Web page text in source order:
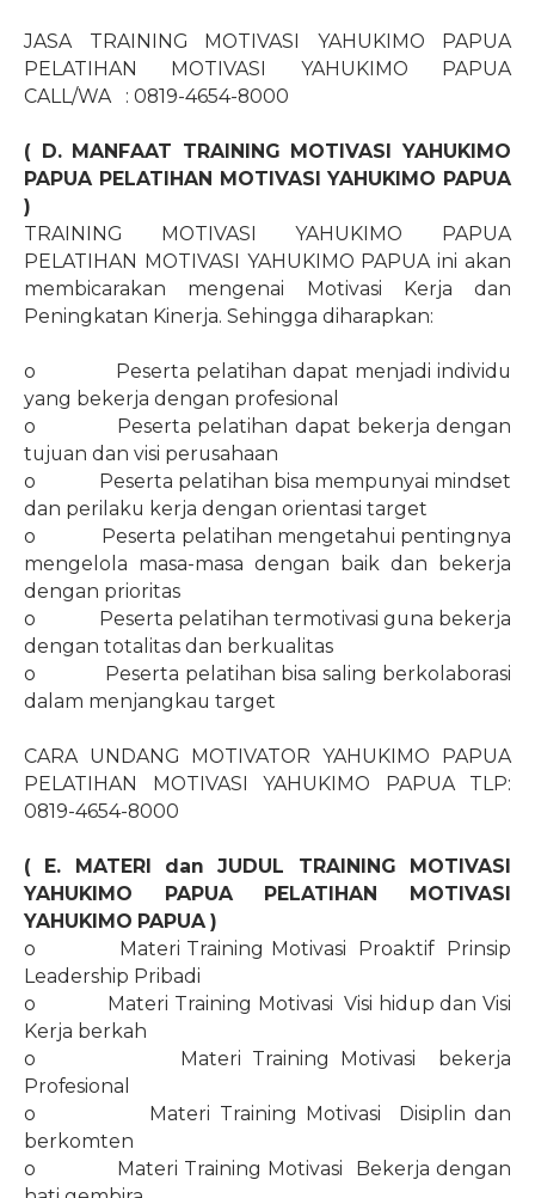
JASA TRAINING MOTIVASI YAHUKIMO PAPUA
PELATIHAN MOTIVASI YAHUKIMO PAPUA
CALL/WA
: 0819-4654-8000
( D. MANFAAT TRAINING MOTIVASI YAHUKIMO
PAPUA PELATIHAN MOTIVASI YAHUKIMO PAPUA
)
TRAINING MOTIVASI YAHUKIMO PAPUA
PELATIHAN MOTIVASI YAHUKIMO PAPUA ini akan
membicarakan mengenai Motivasi Kerja dan
Peningkatan Kinerja. Sehingga diharapkan:
o
Peserta pelatihan dapat menjadi individu
yang bekerja dengan profesional
o
Peserta pelatihan dapat bekerja dengan
tujuan dan visi perusahaan
o
Peserta pelatihan bisa mempunyai mindset
dan perilaku kerja dengan orientasi target
o
Peserta pelatihan mengetahui pentingnya
mengelola masa-masa dengan baik dan bekerja
dengan prioritas
o
Peserta pelatihan termotivasi guna bekerja
dengan totalitas dan berkualitas
o
Peserta pelatihan bisa saling berkolaborasi
dalam menjangkau target
CARA UNDANG MOTIVATOR YAHUKIMO PAPUA
PELATIHAN MOTIVASI YAHUKIMO PAPUA TLP:
0819-4654-8000
( E. MATERI dan JUDUL TRAINING MOTIVASI
YAHUKIMO PAPUA PELATIHAN MOTIVASI
YAHUKIMO PAPUA )
o
Materi Training Motivasi Proaktif
Prinsip
Leadership Pribadi
o
Materi Training Motivasi Visi hidup dan Visi
Kerja berkah
o
Materi Training Motivasi
bekerja
Profesional
o
Materi Training Motivasi
Disiplin dan
berkomten
o
Materi Training Motivasi
Bekerja dengan